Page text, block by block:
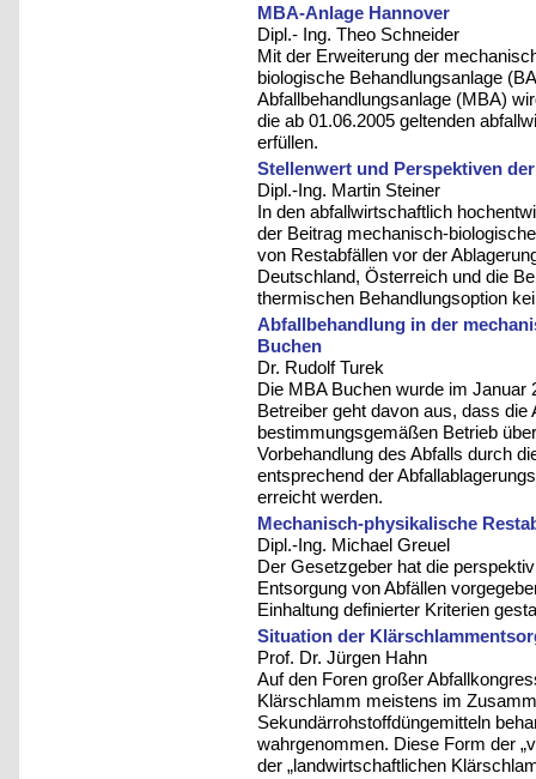
MBA-Anlage Hannover
Dipl.- Ing. Theo Schneider
Mit der Erweiterung der
biologische Behandlungsanlage
Abfallbehandlungsanlage (MBA)
die ab 01.06.2005 geltenden
erfüllen.
Stellenwert und Perspektiven
Dipl.-Ing. Martin Steiner
In den abfallwirtschaftlich
der Beitrag mechanisch-
von Restabfällen vor der
Deutschland, Österreich und die
thermischen Behandlungsoption
Abfallbehandlung in der
Buchen
Dr. Rudolf Turek
Die MBA Buchen wurde im Januar
Betreiber geht davon aus, dass die
bestimmungsgemäßen Betrieb
Vorbehandlung des Abfalls durch
entsprechend der
erreicht werden.
Mechanisch-physikalische
Dipl.-Ing. Michael Greuel
Der Gesetzgeber hat die
Entsorgung von Abfällen
Einhaltung definierter Kriterien
Situation der
Prof. Dr. Jürgen Hahn
Auf den Foren großer
Klärschlamm meistens im
Sekundärrohstoffdüngemitteln
wahrgenommen. Diese Form der
der „landwirtschaftlichen